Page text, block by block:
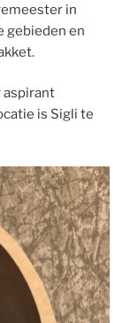
in
gebieden en
aspirant
is Sigli te